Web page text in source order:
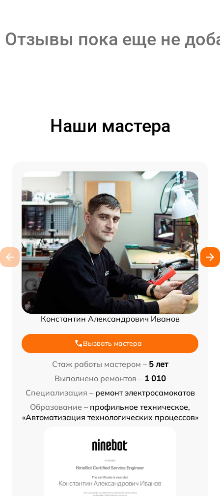
Отзывы пока еще не
Наши мастера
Константин Александрович Иванов
Вызвать мастера
Стаж работы мастером – 5 лет
Выполнено ремонтов – 1 010
Специализация – ремонт электросамокатов
Образование – профильное техническое,
«Автоматизация технологических процессов»